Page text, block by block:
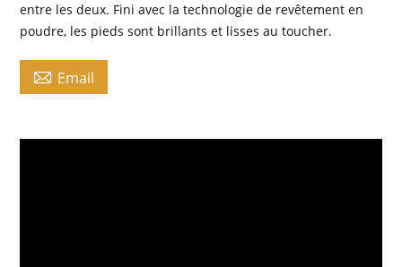
entre les deux. Fini avec la technologie de revêtement en
poudre, les pieds sont brillants et lisses au toucher.
 Email